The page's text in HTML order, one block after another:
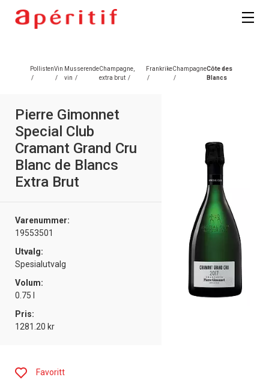
Pollisten
/
Vin
/
Musserende
vin /
Champagne,
extra brut /
Frankrike
/
Champagne
/
Côte des
Blancs
Pierre Gimonnet
Special Club
Cramant Grand Cru
Blanc de Blancs
Extra Brut
Varenummer:
19553501
Utvalg:
Spesialutvalg
Volum:
0.75 l
Pris:
1281.20 kr
Favoritt